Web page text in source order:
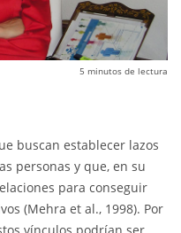
5 minutos de lectura
buscan establecer lazos
personas y que, en su
para conseguir
(Mehra et al., 1998). Por